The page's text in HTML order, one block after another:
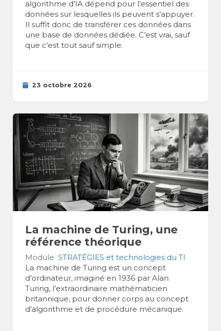
algorithme d’IA dépend pour l’essentiel des
données sur lesquelles ils peuvent s’appuyer.
Il suffit donc de transférer ces données dans
une base de données dédiée. C’est vrai, sauf
que c’est tout sauf simple.
23 octobre 2026
La machine de Turing, une
référence théorique
Module STRATÉGIES et technologies du TI
La machine de Turing est un concept
d’ordinateur, imaginé en 1936 par Alan
Turing, l’extraordinaire mathématicien
britannique, pour donner corps au concept
d’algorithme et de procédure mécanique.